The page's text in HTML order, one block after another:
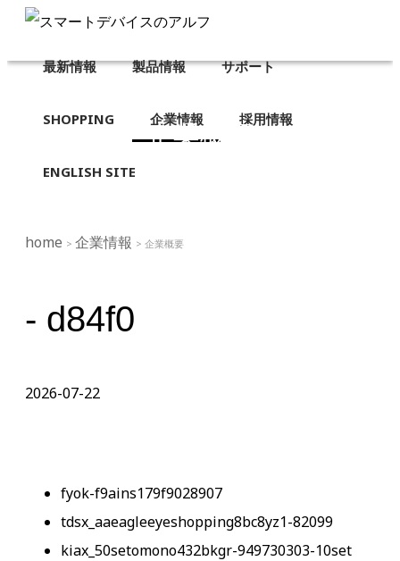
最新情報 製品情報 サポート
SHOPPING 企業情報 採用情報
ENGLISH SITE
企業概要
home > 企業情報 > 企業概要
- d84f0
2026-07-22
fyok-f9ains179f9028907
tdsx_aaeagleeyeshopping8bc8yz1-82099
kiax_50setomono432bkgr-949730303-10set